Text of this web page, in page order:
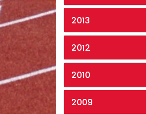
2013
2012
2010
2009